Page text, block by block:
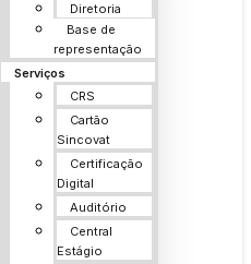
Diretoria
Base de
representação
Serviços
CRS
Cartão
Sincovat
Certificação
Digital
Auditório
Central
Estágio